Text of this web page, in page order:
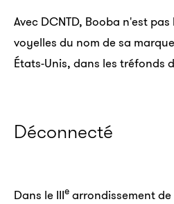
Avec DCNTD, Booba n'est
voyelles du nom de sa
États-Unis, dans les tréfonds
Déconnecté
Dans le IIIe arrondissement